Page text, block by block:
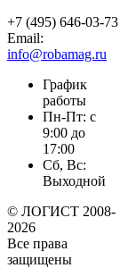
+7 (495) 646-03-73
Email:
info@robamag.ru
График
работы
Пн-Пт: с
9:00 до
17:00
Сб, Вс:
Выходной
© ЛОГИСТ 2008-
2026
Все права
защищены